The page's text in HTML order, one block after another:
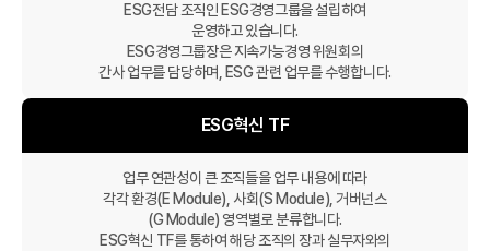
ESG전담 조직인 ESG경영그룹을 설립하여
운영하고 있습니다.
ESG경영그룹장은 지속가능경영 위원회의
간사 업무를 담당하며, ESG 관련 업무를 수행합니다.
ESG혁신 TF
업무 연관성이 큰 조직들을 업무 내용에 따라
각각 환경(E Module), 사회(S Module), 거버넌스
(G Module) 영역별로 분류합니다.
ESG혁신 TF를 통하여 해당 조직의 장과 실무자와의